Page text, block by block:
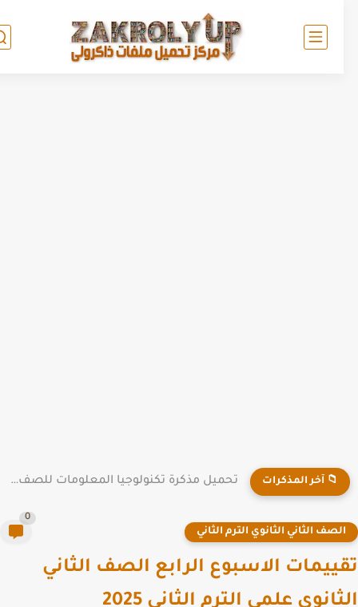
📁 آخر المذكرات تحميل مذكرة تكنولوجيا المعلومات للصف الرابع الابتدائي الترم الأول 2026...
الثاني الثانوي الترم الثاني
الاسبوع الرابع الصف الثاني
علمي الترم الثاني 2025